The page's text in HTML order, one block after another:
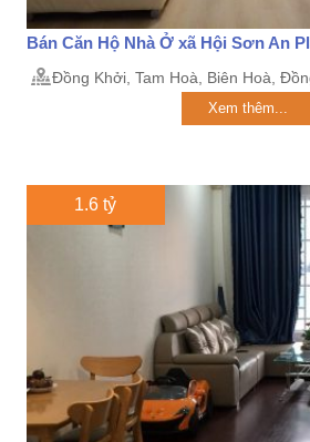
Bán Căn Hộ Nhà Ở xã Hội Sơn An
Đồng Khởi, Tam Hoà, Biên Hoà,
Xem thêm...
1.6 tỷ